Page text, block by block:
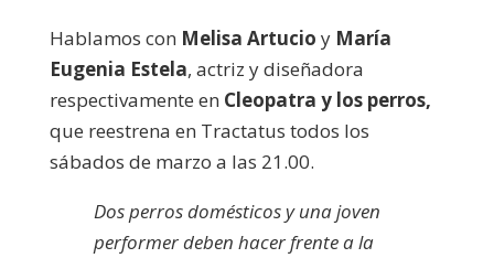
Hablamos con Melisa Artucio y María
Eugenia Estela, actriz y diseñadora
respectivamente en Cleopatra y los perros,
que reestrena en Tractatus todos los
sábados de marzo a las 21.00.
Dos perros domésticos y una joven
performer deben hacer frente a la